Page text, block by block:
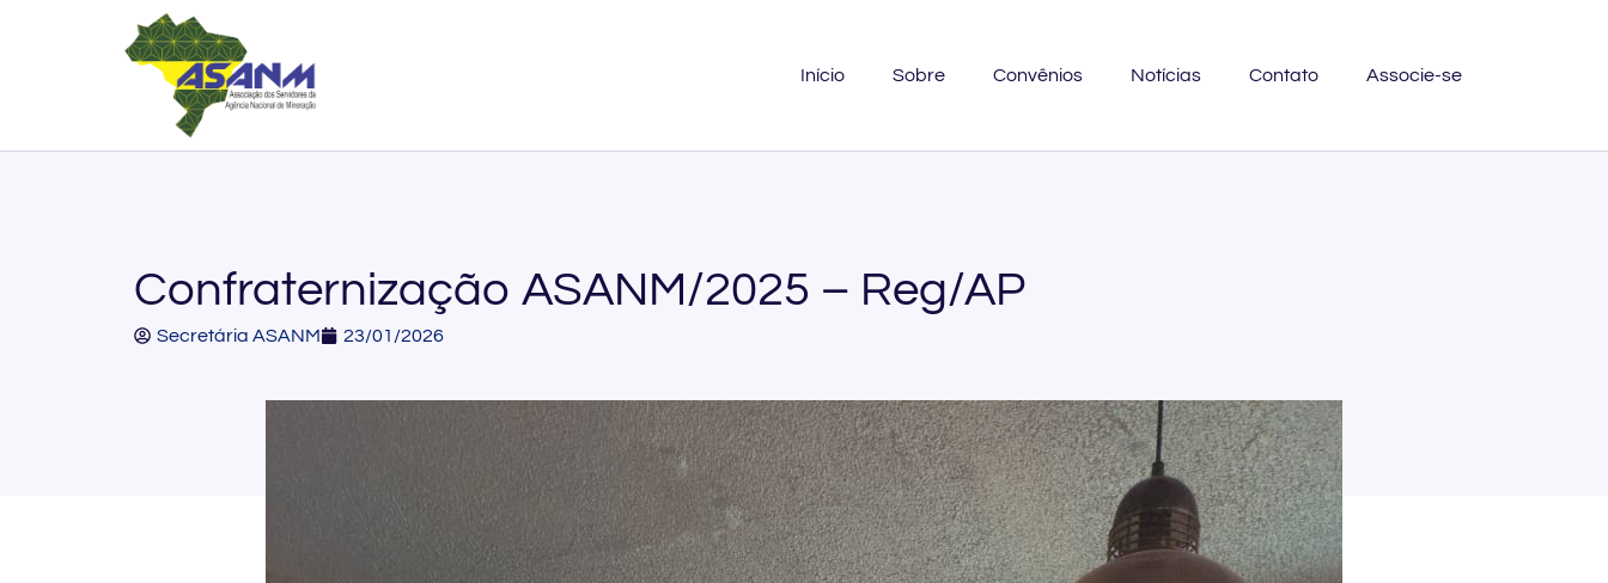
Início Sobre Convênios Notícias Contato Associe-se
Confraternização ASANM/2025 – Reg/AP
Secretária ASANM 23/01/2026